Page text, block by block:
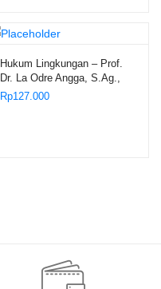
Hukum Lingkungan – Prof.
Dr. La Odre Angga, S.Ag.,
S.H., M.Hum.
Rp127.000